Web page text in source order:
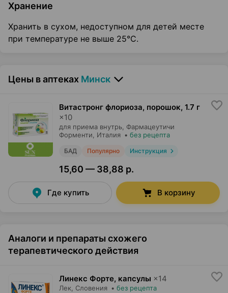
Хранение
Хранить в сухом, недоступном для детей месте
при температуре не выше 25°С.
Цены в аптеках Минск
Витастронг флориоза, порошок, 1.7 г
×10
для приема внутрь, Фармацеутичи
Форменти, Италия • без рецепта
БАД Популярно Инструкция
15,60 — 38,88 р.
Где купить В корзину
Аналоги и препараты схожего
терапевтического действия
Линекс Форте, капсулы ×14
Лек, Словения • без рецепта